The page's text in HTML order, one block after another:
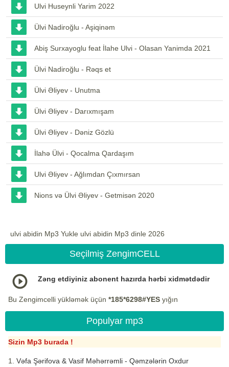
Ulvi Huseynli Yarim 2022
Ülvi Nadiroğlu - Aşiqinəm
Abiş Surxayoglu feat İlahe Ulvi - Olasan Yanimda 2021
Ülvi Nadiroğlu - Rəqs et
Ülvi Əliyev - Unutma
Ülvi Əliyev - Darıxmışam
Ülvi Əliyev - Dəniz Gözlü
İlahə Ülvi - Qocalma Qardaşım
Ulvi Əliyev - Ağlımdan Çıxmırsan
Nions və Ülvi Əliyev - Getmisən 2020
ulvi abidin Mp3 Yukle ulvi abidin Mp3 dinle 2026
Seçilmiş ZengimCELL
Zəng etdiyiniz abonent hazırda hərbi xidmətdədir
Bu Zengimcelli yükləmək üçün *185*6298#YES yığın
Populyar mp3
Sizin Mp3 burada !
Vəfa Şərifova & Vasif Məhərrəmli - Qəmzələrin Oxdur